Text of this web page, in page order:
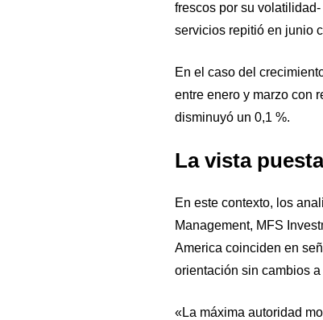
frescos por su
servicios repitió en junio
En el caso del
entre enero y marzo con
disminuyó un 0,1 %.
La vista
En este contexto, los
Management, MFS
America coinciden en
orientación sin cambios
«La máxima autoridad